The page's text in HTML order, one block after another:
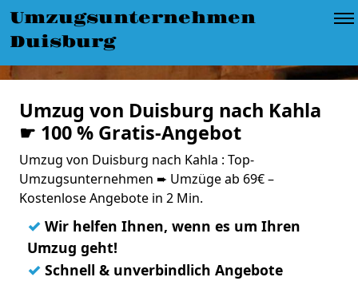
Umzugsunternehmen
Duisburg
Umzug von Duisburg nach Kahla
☛ 100 % Gratis-Angebot
Umzug von Duisburg nach Kahla : Top-
Umzugsunternehmen ➨ Umzüge ab 69€ –
Kostenlose Angebote in 2 Min.
✓ Wir helfen Ihnen, wenn es um Ihren
Umzug geht!
✓ Schnell & unverbindlich Angebote